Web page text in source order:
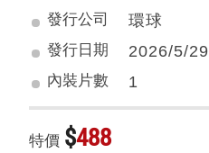
發行公司
環球
發行日期 2026/5/29
內裝片數 1
特價 $488